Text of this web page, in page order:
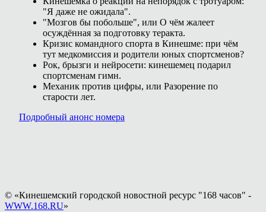
"Я даже не ожидала".
"Мозгов бы побольше", или О чём жалеет
осуждённая за подготовку теракта.
Кризис командного спорта в Кинешме: при чём
тут медкомиссия и родители юных спортсменов?
Рок, брызги и нейросети: кинешемец подарил
спортсменам гимн.
Механик против цифры, или Разорение по
старости лет.
Подробный анонс номера
© «Кинешемский городской новостной ресурс "168 часов" -
WWW.168.RU»